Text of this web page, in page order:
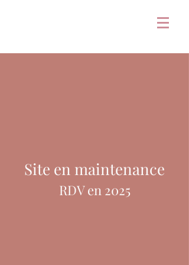
Site en maintenance
RDV en 2025